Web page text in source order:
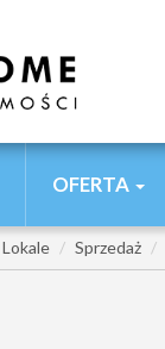
OFERTA
Lokale Sprzedaż